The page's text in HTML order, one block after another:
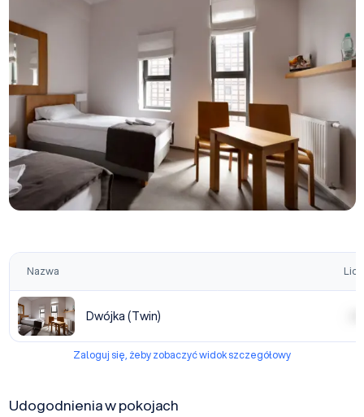
Nazwa
Dwójka (Twin)
Zaloguj się, żeby zobaczyć widok szczegółowy
Udogodnienia w pokojach